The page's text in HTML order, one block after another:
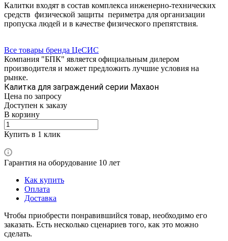
Калитки входят в состав комплекса инженерно-технических
средств физической защиты периметра для организации
пропуска людей и в качестве физического препятствия.
Все товары бренда ЦеСИС
Компания "БПК" является официальным дилером
производителя и может предложить лучшие условия на
рынке.
Калитка для заграждений серии Махаон
Цена по запросу
Доступен к заказу
В корзину
Купить в 1 клик
Гарантия на оборудование 10 лет
Как купить
Оплата
Доставка
Чтобы приобрести понравившийся товар, необходимо его
заказать. Есть несколько сценариев того, как это можно
сделать.